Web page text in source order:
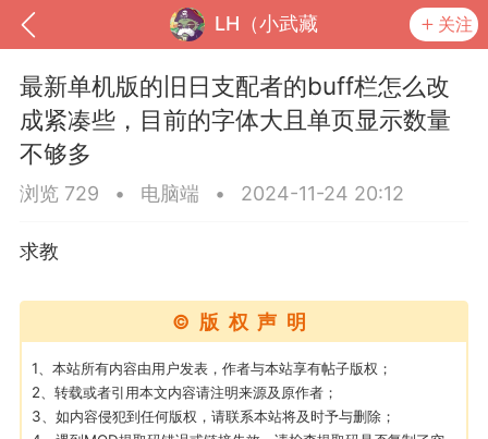
LH（小武藏 关注
最新单机版的旧日支配者的buff栏怎么改
成紧凑些，目前的字体大且单页显示数量
不够多
浏览 729 • 电脑端 • 2024-11-24 20:12
求教
©版权声明
1、本站所有内容由用户发表，作者与本站享有帖子版权；
2、转载或者引用本文内容请注明来源及原作者；
3、如内容侵犯到任何版权，请联系本站将及时予与删除；